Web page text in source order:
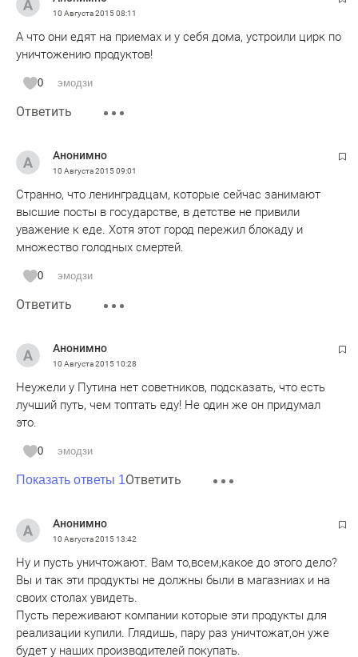
10 Августа 201508:11
А что они едят на приемах и у себя дома, устроили цирк по
уничтожению продуктов!
0 эмодзи
Ответить
Анонимно
10 Августа 201509:01
Странно, что ленинградцам, которые сейчас занимают
высшие посты в государстве, в детстве не привили
уважение к еде. Хотя этот город пережил блокаду и
множество голодных смертей.
0 эмодзи
Ответить
Анонимно
10 Августа 201510:28
Неужели у Путина нет советников, подсказать, что есть
лучший путь, чем топтать еду! Не один же он придумал
это.
0 эмодзи
Показать ответы 1Ответить
Анонимно
10 Августа 201513:42
Ну и пусть уничтожают. Вам то,всем,какое до этого дело?
Вы и так эти продукты не должны были в магазниах и на
своих столах увидеть.
Пусть переживают компании которые эти продукты для
реализации купили. Глядишь, пару раз уничтожат,он уже
будет у наших производителей покупать.